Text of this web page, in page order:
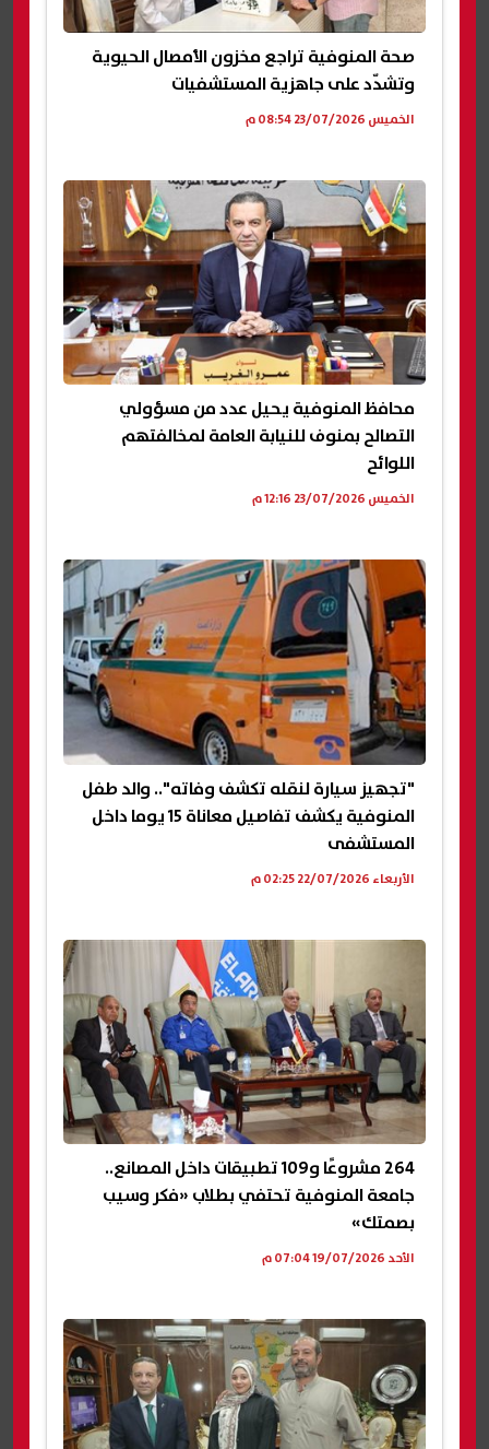
صحة المنوفية تراجع مخزون الأمصال الحيوية
وتشدّد على جاهزية المستشفيات
الخميس 23/07/2026 08:54 م
محافظ المنوفية يحيل عدد من مسؤولي
التصالح بمنوف للنيابة العامة لمخالفتهم
اللوائح
الخميس 23/07/2026 12:16 م
"تجهيز سيارة لنقله تكشف وفاته".. والد طفل
المنوفية يكشف تفاصيل معاناة 15 يوما داخل
المستشفى
الأربعاء 22/07/2026 02:25 م
264 مشروعًا و109 تطبيقات داخل المصانع..
جامعة المنوفية تحتفي بطلاب «فكر وسيب
بصمتك»
الأحد 19/07/2026 07:04 م